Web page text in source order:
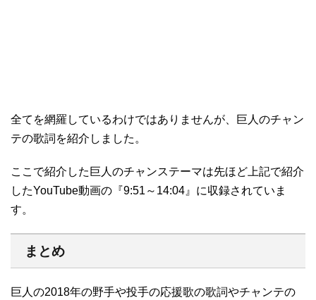
全てを網羅しているわけではありませんが、巨人のチャン
テの歌詞を紹介しました。
ここで紹介した巨人のチャンステーマは先ほど上記で紹介
したYouTube動画の『9:51～14:04』に収録されていま
す。
まとめ
巨人の2018年の野手や投手の応援歌の歌詞やチャンテの